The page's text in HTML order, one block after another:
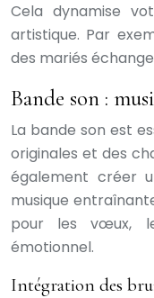
Cela dynamise
artistique. Par
des mariés
Bande son :
La bande son est
originales et des
également créer
musique
pour les vœux,
émotionnel.
Intégration des